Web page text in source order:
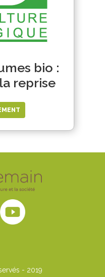
bio :
reprise
- 2019